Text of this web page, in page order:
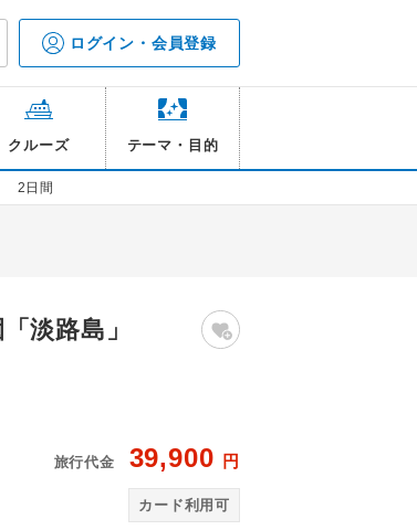
ログイン・会員登録
クルーズ テーマ・目的
2日間
「淡路島」
旅行代金 39,900 円
カード利用可